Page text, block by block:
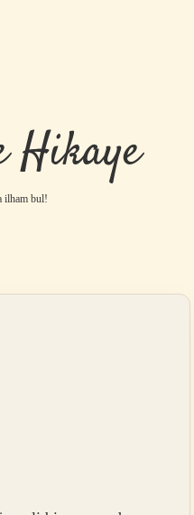
Hikaye
ilham bul!